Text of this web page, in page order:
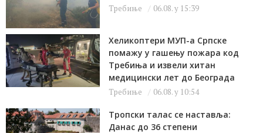
Требиње 06.08. у 15:39
Хеликоптери МУП-а Српске
помажу у гашењу пожара код
Требиња и извели хитан
медицински лет до Београда
Требиње 06.08. у 10:54
Тропски талас се наставља:
Данас до 36 степени